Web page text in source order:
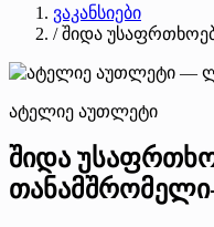
ვაკანსიები
/ შიდა
ატელიე აუთლეტი
შიდა